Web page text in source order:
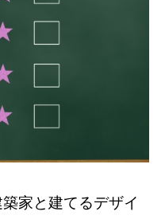
家と建てるデザイ